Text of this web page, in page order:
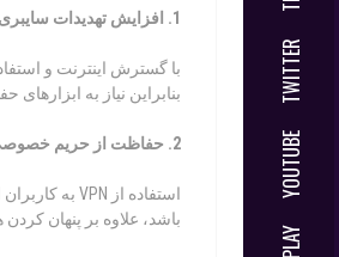
MICROSOFT STORE
LINUX
1. افزا یش تهدیدات سایبری
با گسترش اینترنت و
بنابراین نیاز به
2. حفاظت از حر یم
باشد، علاوه بر پنهان